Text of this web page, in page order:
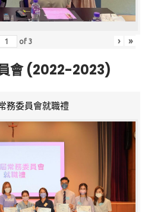
of3 › »
會 (2022-2023)
務委員會就職禮